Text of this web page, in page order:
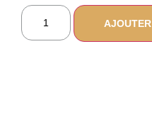
AJOUTER